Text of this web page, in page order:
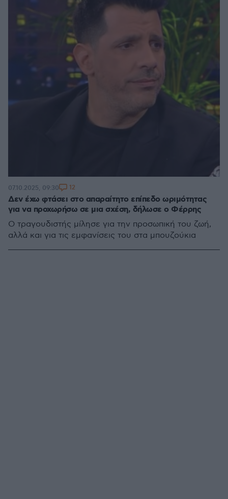
Δεν έχω φτάσει στο απαραίτητο επίπεδο ωριμότητας
για να προχωρήσω σε μια σχέση, δήλωσε ο Φέρρης
Ο τραγουδιστής μίλησε για την προσωπική του ζωή,
αλλά και για τις εμφανίσεις του στα μπουζούκια
07.10.2025, 09:30 12